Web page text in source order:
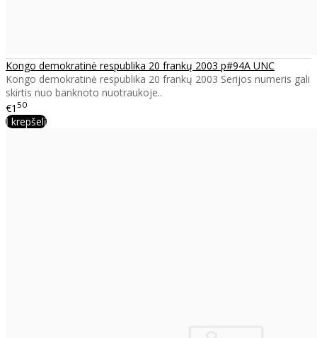
Kongo demokratinė respublika 20 frankų 2003 p#94A UNC
Kongo demokratinė respublika 20 frankų 2003 Serijos numeris gali
skirtis nuo banknoto nuotraukoje..
€1 50
Į krepšelį